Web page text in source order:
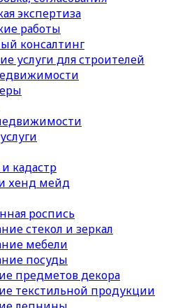
экспертиза
работы
консалтинг
услуги для строителей
кадастр
хенд мейд
роспись
стекол и зеркал
мебели
посуды
предметов декора
текстильной продукции